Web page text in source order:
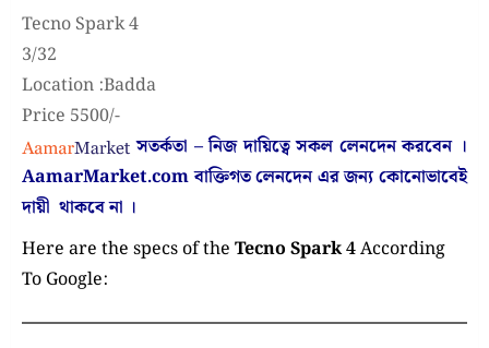
Tecno Spark 4
3/32
Location :Badda
Price 5500/-
সতর্কতা – নিজ দায়িত্বে সকল লেনদেন করবেন ।
AamarMarket.comবাক্তিগত লেনদেন এর জন্য কোনোভাবেই
দায়ী থাকবে না ।
Here are the specs of the Tecno Spark 4According
To Google: